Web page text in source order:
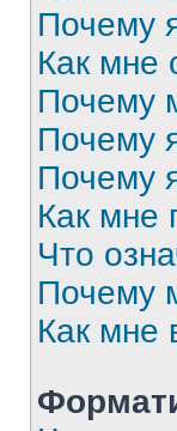
Почему
Как мне
Почему
Почему
Почему
Как мне
Что
Почему
Как мне